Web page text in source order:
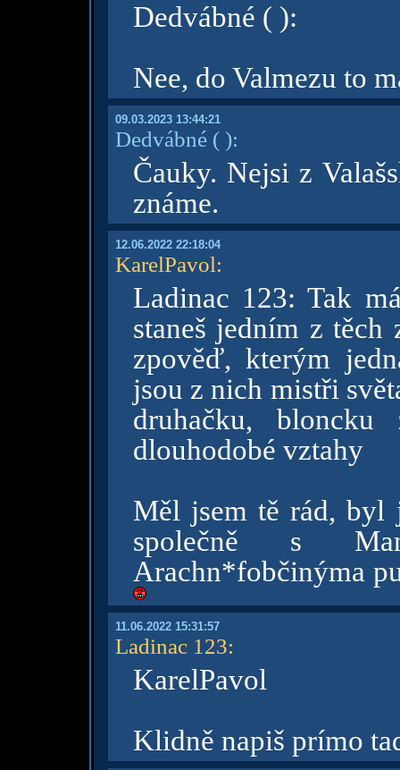
Dedvábné ( ):
Nee, do Valmezu to
09.03.2023 13:44:21
Dedvábné( ):
Čauky. Nejsi z
známe.
12.06.2022 22:18:04
KarelPavol:
Ladinac 123: Tak
staneš jedním z
zpověď, kterým
jsou z nich mistři
druhačku,
dlouhodobé vztahy
Měl jsem tě rád, byl
společně s
Arachn*fobčinýma
11.06.2022 15:31:57
Ladinac 123:
KarelPavol
Klidně napiš prímo